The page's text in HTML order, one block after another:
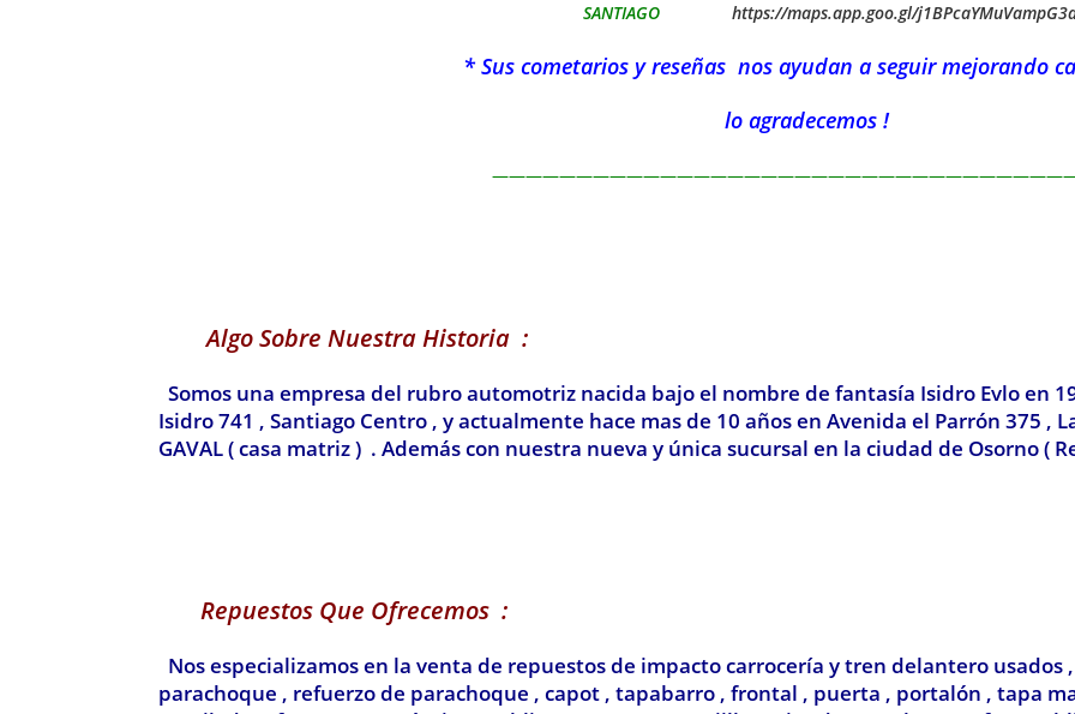
SANTIAGO https://maps.app.goo.gl/
* Sus cometarios y reseñas nos ayudan a seguir mejorando
lo agradecemos !
Algo Sobre Nuestra Historia :
Somos una empresa del rubro automotriz nacida bajo el nombre de fantasía Isidro Evlo en
Isidro 741 , Santiago Centro , y actualmente hace mas de 10 años en Avenida el Parrón 375 ,
GAVAL ( casa matriz ) . Además con nuestra nueva y única sucursal en la ciudad de Osorno (
Repuestos Que Ofrecemos :
Nos especializamos en la venta de repuestos de impacto carrocería y tren delantero
parachoque , refuerzo de parachoque , capot , tapabarro , frontal , puerta , portalón , tapa